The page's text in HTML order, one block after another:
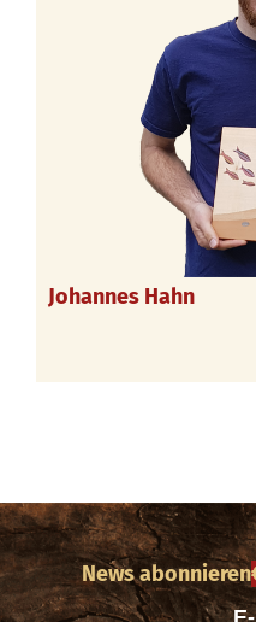
Johannes Hahn
News abonnieren